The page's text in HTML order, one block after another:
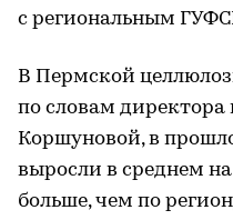
с региональным
В Пермской
по словам директора
Коршуновой, в
выросли в среднем на
больше, чем по